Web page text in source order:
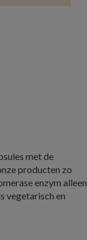
met de
producten zo
enzym alleen
vegetarisch en